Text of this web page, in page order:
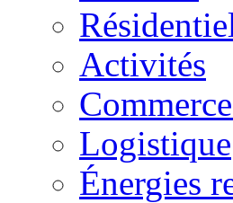
Activités
Logistique
Énergies